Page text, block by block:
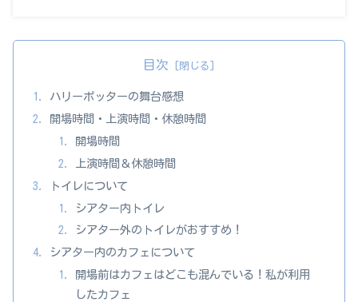
目次
ハリーポッターの舞台感想
開場時間・上演時間・休憩時間
開場時間
上演時間＆休憩時間
トイレについて
シアター内トイレ
シアター外のトイレがおすすめ！
シアター内のカフェについて
開場前はカフェはどこも混んでいる！私が利用
したカフェ